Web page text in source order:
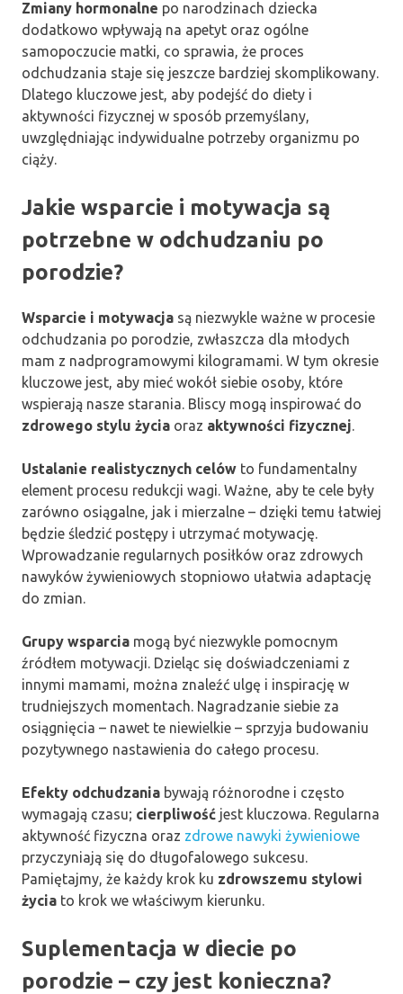
Zmiany hormonalne po narodzinach dziecka
dodatkowo wpływają na apetyt oraz ogólne
samopoczucie matki, co sprawia, że proces
odchudzania staje się jeszcze bardziej skomplikowany.
Dlatego kluczowe jest, aby podejść do diety i
aktywności fizycznej w sposób przemyślany,
uwzględniając indywidualne potrzeby organizmu po
ciąży.
Jakie wsparcie i motywacja są
potrzebne w odchudzaniu po
porodzie?
Wsparcie i motywacja są niezwykle ważne w procesie
odchudzania po porodzie, zwłaszcza dla młodych
mam z nadprogramowymi kilogramami. W tym okresie
kluczowe jest, aby mieć wokół siebie osoby, które
wspierają nasze starania. Bliscy mogą inspirować do
zdrowego stylu życia oraz aktywności fizycznej.
Ustalanie realistycznych celów to fundamentalny
element procesu redukcji wagi. Ważne, aby te cele były
zarówno osiągalne, jak i mierzalne – dzięki temu łatwiej
będzie śledzić postępy i utrzymać motywację.
Wprowadzanie regularnych posiłków oraz zdrowych
nawyków żywieniowych stopniowo ułatwia adaptację
do zmian.
Grupy wsparcia mogą być niezwykle pomocnym
źródłem motywacji. Dzieląc się doświadczeniami z
innymi mamami, można znaleźć ulgę i inspirację w
trudniejszych momentach. Nagradzanie siebie za
osiągnięcia – nawet te niewielkie – sprzyja budowaniu
pozytywnego nastawienia do całego procesu.
Efekty odchudzania bywają różnorodne i często
wymagają czasu; cierpliwość jest kluczowa. Regularna
aktywność fizyczna oraz zdrowe nawyki żywieniowe
przyczyniają się do długofalowego sukcesu.
Pamiętajmy, że każdy krok ku zdrowszemu stylowi
życia to krok we właściwym kierunku.
Suplementacja w diecie po
porodzie – czy jest konieczna?